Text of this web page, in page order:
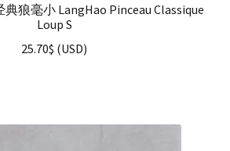
典狼毫小 LangHao Pinceau Classique
Loup S
25.70$ (USD)